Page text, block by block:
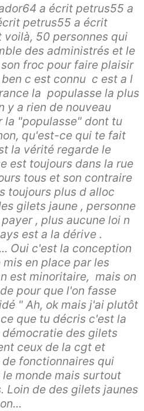
a écrit petrus55 a
petrus55 a écrit
voilà, 50 personnes qui
des administrés et le
froc pour faire plaisir
c est connu c est a l
la populasse la plus
y a rien de nouveau
la "populasse" dont tu
qu'est-ce qui te fait
la vérité regarde le
est toujours dans la rue
tous et son contraire
toujours plus d alloc
gilets jaune , personne
, plus aucune loi n
est a la dérive .
Oui c'est la conception
en place par les
est minoritaire, mais on
pour que l'on fasse
" Ah, ok mais j'ai plutôt
que tu décris c'est la
des gilets
ceux de la cgt et
fonctionnaires qui
monde mais surtout
Loin de des gilets jaunes